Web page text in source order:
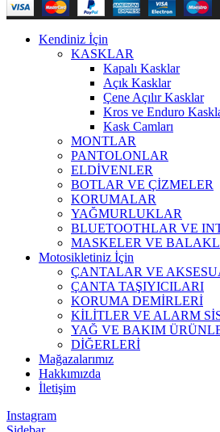
Kendiniz İçin
KASKLAR
Kapalı Kasklar
Açık Kasklar
Çene Açılır Kasklar
Kros ve Enduro
Kask Camları
MONTLAR
PANTOLONLAR
ELDİVENLER
BOTLAR VE ÇİZMELER
KORUMALAR
YAĞMURLUKLAR
BLUETOOTHLAR VE
MASKELER VE
Motosikletiniz İçin
ÇANTALAR VE
ÇANTA TAŞIYICILARI
KORUMA DEMİRLERİ
KİLİTLER VE ALARM
YAĞ VE BAKIM
DİĞERLERİ
Mağazalarımız
Hakkımızda
İletişim
Instagram